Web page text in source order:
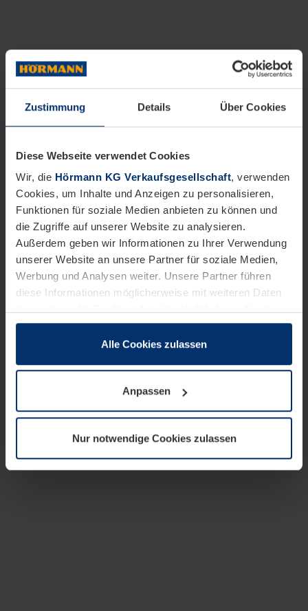
Zustimmung Details Über Cookies
Diese Webseite verwendet Cookies
Wir, die Hörmann KG Verkaufsgesellschaft, verwenden
Cookies, um Inhalte und Anzeigen zu personalisieren,
Funktionen für soziale Medien anbieten zu können und
die Zugriffe auf unserer Website zu analysieren.
Außerdem geben wir Informationen zu Ihrer Verwendung
unserer Website an unsere Partner für soziale Medien,
Werbung und Analysen weiter. Unsere Partner führen
diese Informationen möglicherweise mit weiteren Daten
sie im Rahmen Ihrer Nutzung der Dienste gesammelt
wenn diese für den Betrieb dieser Seite unbedingt
notwendig sind. Für alle anderen Cookie-Typen benötigen
wir Ihre Erlaubnis. Ihre Einwilligung können Sie jederzeit
Datenschutzerklärungunserer Website ändern oder
widerrufen.
Alle Cookies zulassen
Anpassen
Nur notwendige Cookies zulassen